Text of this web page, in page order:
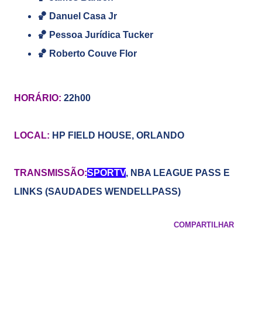
🏀 Danuel Casa Jr
🏀 Pessoa Jurídica Tucker
🏀 Roberto Couve Flor
HORÁRIO: 22h00
LOCAL: HP FIELD HOUSE, ORLANDO
TRANSMISSÃO:SPORTV, NBA LEAGUE PASS E
LINKS (SAUDADES WENDELLPASS)
COMPARTILHAR